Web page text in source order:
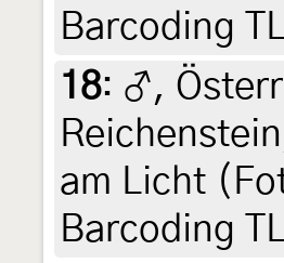
Barcoding
18: ♂,
am Licht
Barcoding